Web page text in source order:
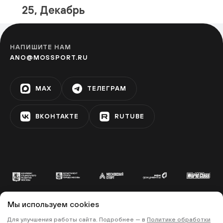
Фестивальная площадка «Теплый
Стан»
УЛИЦА ГОРЧАКОВА
25, Декабрь
НАПИШИТЕ НАМ
ANO@MOSSPORT.RU
MAX ТЕЛЕГРАМ
ВКОНТАКТЕ RUTUBE
© 2022 «МОСКОВСКИЙ СПОРТ»
Мы используем cookies
Для улучшения работы сайта. Подробнее — в Политике обработки